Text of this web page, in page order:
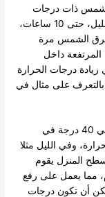
ذات درجات
الحرارة العالية، ويقوم بالاحتفاظ بها في الليل، حتى 10 ساعات،
الشمس مرة
داخل
درجات الحرارة
على مثال في
سوف نفترض أن درجة الحرارة صباحاً كانت حوالي 40 درجة في
وفي الليل مثلا
ولكن سطح المنزل يقوم
مما يعمل على رفع
أن تكون درجات